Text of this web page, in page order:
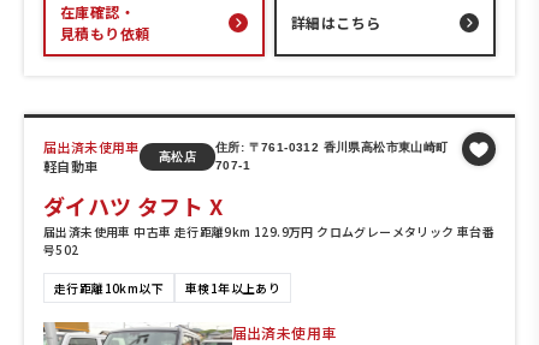
在庫確認・
見積もり依頼
詳細はこちら
届出済未使用車
軽自動車
高松店
住所: 〒761-0312 香川県高松市東山崎町
707-1
ダイハツ タフト X
届出済未使用車 中古車 走行距離9km 129.9万円 クロムグレーメタリック 車台番
号502
走行距離10km以下 車検1年以上あり
届出済未使用車